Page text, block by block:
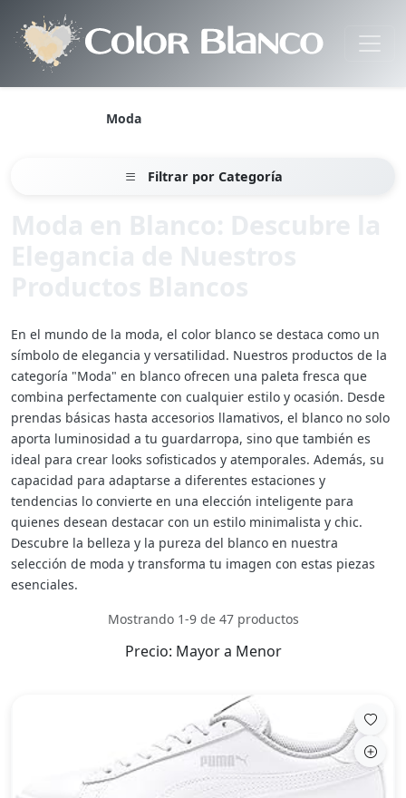
Moda
Filtrar por Categoría
En el mundo de la moda, el color blanco se destaca como un
símbolo de elegancia y versatilidad. Nuestros productos de la
categoría "Moda" en blanco ofrecen una paleta fresca que
combina perfectamente con cualquier estilo y ocasión. Desde
prendas básicas hasta accesorios llamativos, el blanco no solo
aporta luminosidad a tu guardarropa, sino que también es
ideal para crear looks sofisticados y atemporales. Además, su
capacidad para adaptarse a diferentes estaciones y
tendencias lo convierte en una elección inteligente para
quienes desean destacar con un estilo minimalista y chic.
Descubre la belleza y la pureza del blanco en nuestra
selección de moda y transforma tu imagen con estas piezas
esenciales.
Mostrando 1-9 de 47 productos